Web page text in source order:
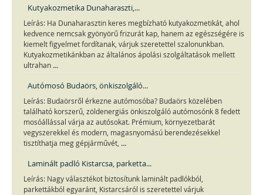
Kutyakozmetika Dunaharaszti,...
Leírás: Ha Dunaharasztin keres megbízható kutyakozmetikát, ahol
kedvence nemcsak gyönyörű frizurát kap, hanem az egészségére is
kiemelt figyelmet fordítanak, várjuk szeretettel szalonunkban.
Kutyakozmetikánkban az általános ápolási szolgáltatások mellett
ultrahan ...
Autómosó Budaörs, önkiszolgáló...
Leírás: Budaörsről érkezne autómosóba? Budaörs közelében
található korszerű, zöldenergiás önkiszolgáló autómosónk 8 fedett
mosóállással várja az autósokat. Prémium, környezetbarát
vegyszerekkel és modern, magasnyomású berendezésekkel
tisztíthatja meg gépjárművét, ...
Laminált padló Kistarcsa, parketta...
Leírás: Nagy választékot biztosítunk laminált padlókból,
parkettákból egyaránt, Kistarcsáról is szeretettel várjuk